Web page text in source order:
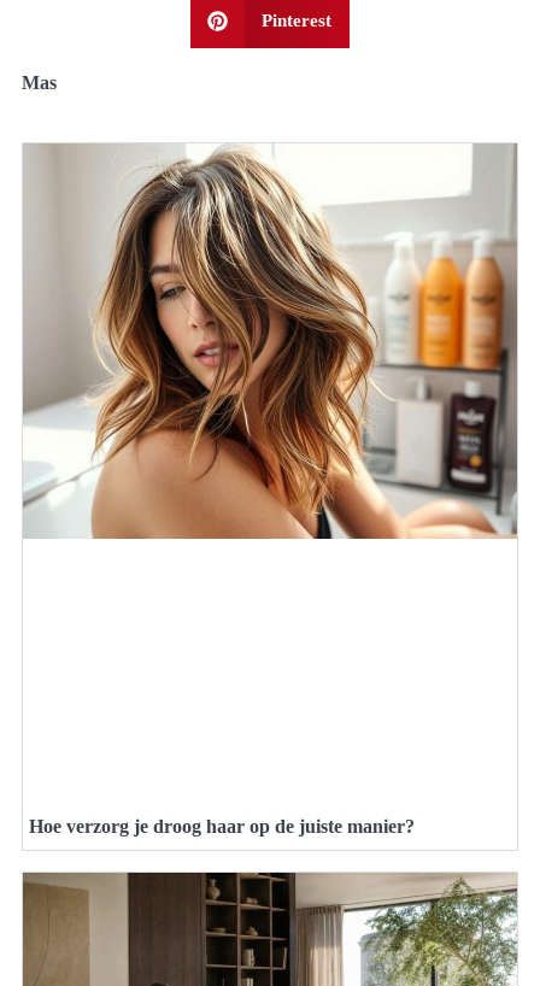
Pinterest
Mas
Hoe verzorg je droog haar op de juiste manier?